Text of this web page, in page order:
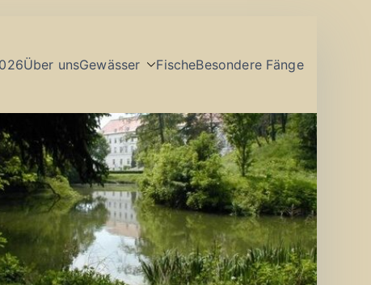
Über unsGewässer FischeBesondere Fänge